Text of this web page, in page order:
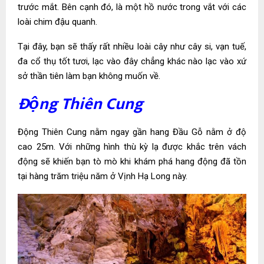
trước mắt. Bên cạnh đó, là một hồ nước trong vắt với các
loài chim đậu quanh.
Tại đây, bạn sẽ thấy rất nhiều loài cây như cây si, vạn tuế,
đa cổ thụ tốt tươi, lạc vào đây chẳng khác nào lạc vào xứ
sở thần tiên làm bạn không muốn về.
Động Thiên Cung
Động Thiên Cung nằm ngay gần hang Đầu Gỗ nằm ở độ
cao 25m. Với những hình thù kỳ lạ được khắc trên vách
động sẽ khiến bạn tò mò khi khám phá hang động đã tồn
tại hàng trăm triệu năm ở Vịnh Hạ Long này.